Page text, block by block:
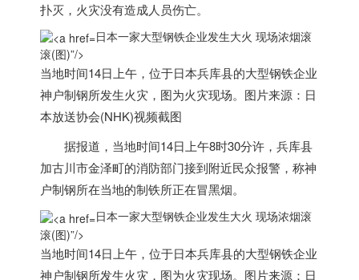
扑灭，火灾没有造成人员伤亡。
日本一家大型钢铁企业发生大火 现场浓烟滚
滚(图)”/>
当地时间14日上午，位于日本兵库县的大型钢铁企业
神户制钢所发生火灾，图为火灾现场。图片来源： 日
本放送协会(NHK)视频截图
据报道，当地时间14日上午8时30分许，兵库县
加古川市金泽町的消防部门接到附近民众报警，称神
户制钢所在当地的制铁所正在冒黑烟。
日本一家大型钢铁企业发生大火 现场浓烟滚
滚(图)”/>
当地时间14日上午，位于日本兵库县的大型钢铁企业
神户制钢所发生火灾，图为火灾现场。图片来源： 日